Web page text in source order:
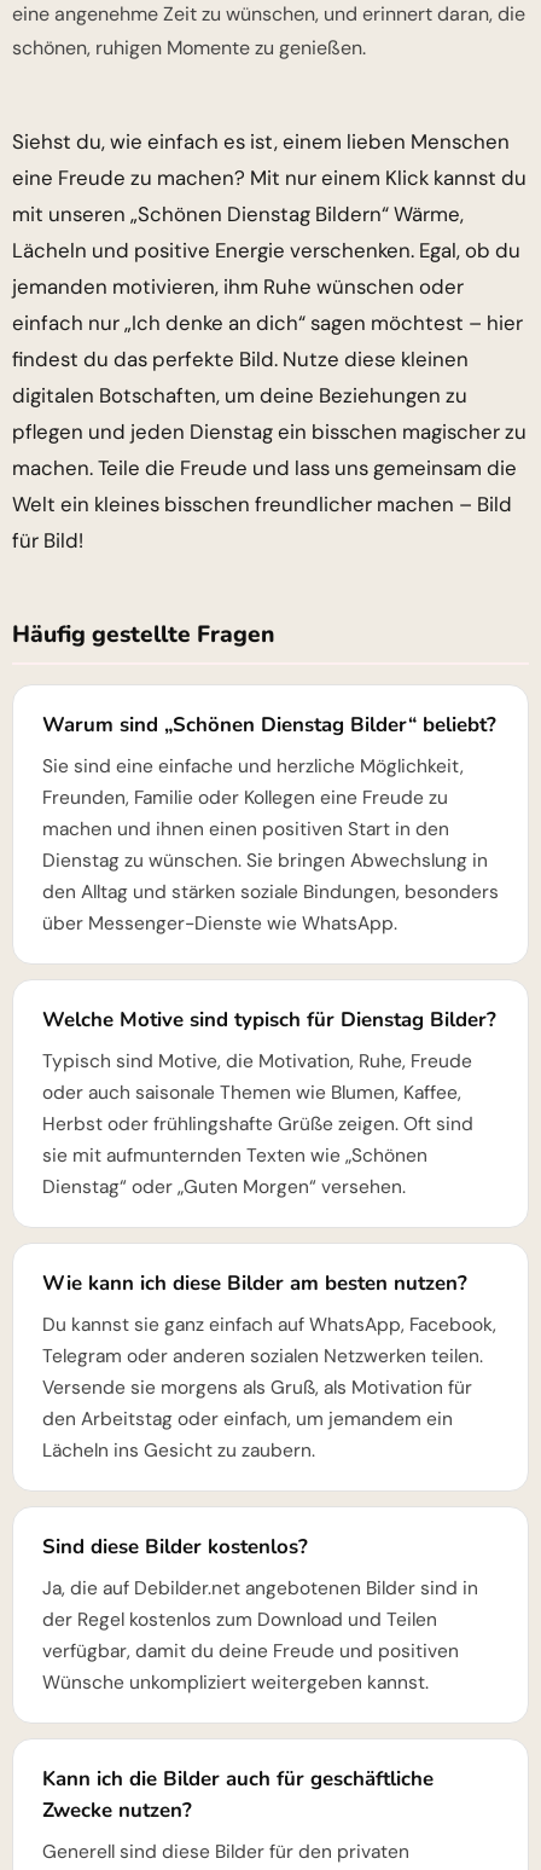
eine angenehme Zeit zu wünschen, und erinnert daran, die
schönen, ruhigen Momente zu genießen.
Siehst du, wie einfach es ist, einem lieben Menschen
eine Freude zu machen? Mit nur einem Klick kannst du
mit unseren „Schönen Dienstag Bildern“ Wärme,
Lächeln und positive Energie verschenken. Egal, ob du
jemanden motivieren, ihm Ruhe wünschen oder
einfach nur „Ich denke an dich“ sagen möchtest – hier
findest du das perfekte Bild. Nutze diese kleinen
digitalen Botschaften, um deine Beziehungen zu
pflegen und jeden Dienstag ein bisschen magischer zu
machen. Teile die Freude und lass uns gemeinsam die
Welt ein kleines bisschen freundlicher machen – Bild
für Bild!
Häufig gestellte Fragen
Warum sind „Schönen Dienstag Bilder“ beliebt?
Sie sind eine einfache und herzliche Möglichkeit,
Freunden, Familie oder Kollegen eine Freude zu
machen und ihnen einen positiven Start in den
Dienstag zu wünschen. Sie bringen Abwechslung in
den Alltag und stärken soziale Bindungen, besonders
über Messenger-Dienste wie WhatsApp.
Welche Motive sind typisch für Dienstag Bilder?
Typisch sind Motive, die Motivation, Ruhe, Freude
oder auch saisonale Themen wie Blumen, Kaffee,
Herbst oder frühlingshafte Grüße zeigen. Oft sind
sie mit aufmunternden Texten wie „Schönen
Dienstag“ oder „Guten Morgen“ versehen.
Wie kann ich diese Bilder am besten nutzen?
Du kannst sie ganz einfach auf WhatsApp, Facebook,
Telegram oder anderen sozialen Netzwerken teilen.
Versende sie morgens als Gruß, als Motivation für
den Arbeitstag oder einfach, um jemandem ein
Lächeln ins Gesicht zu zaubern.
Sind diese Bilder kostenlos?
Ja, die auf Debilder.net angebotenen Bilder sind in
der Regel kostenlos zum Download und Teilen
verfügbar, damit du deine Freude und positiven
Wünsche unkompliziert weitergeben kannst.
Kann ich die Bilder auch für geschäftliche
Zwecke nutzen?
Generell sind diese Bilder für den privaten